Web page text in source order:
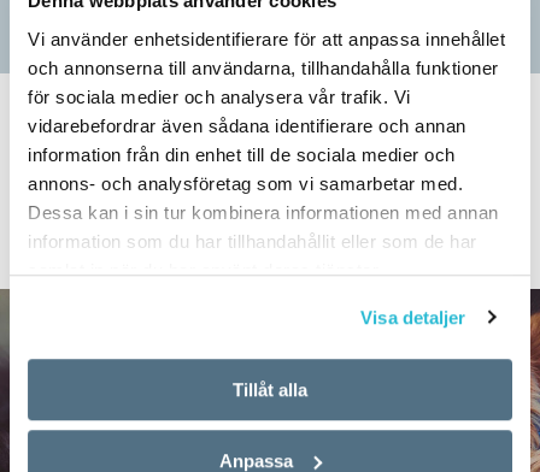
Vi använder enhetsidentifierare för att anpassa innehållet
och annonserna till användarna, tillhandahålla funktioner
för sociala medier och analysera vår trafik. Vi
vidarebefordrar även sådana identifierare och annan
information från din enhet till de sociala medier och
annons- och analysföretag som vi samarbetar med.
Dessa kan i sin tur kombinera informationen med annan
information som du har tillhandahållit eller som de har
samlat in när du har använt deras tjänster.
Visa detaljer
Tillåt alla
Anpassa
SPRÅKBLOGGEN
Veckans nyord:
djuränkling